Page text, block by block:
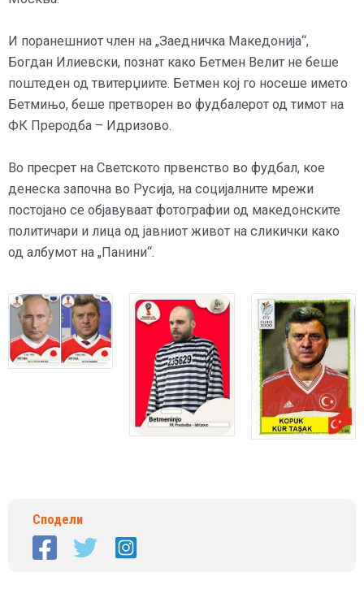
И поранешниот член на „Заедничка Македонија“,
Богдан Илиевски, познат како Бетмен Велит не беше
поштеден од твитерџиите. Бетмен кој го носеше името
Бетмињо, беше претворен во фудбалерот од тимот на
ФК Преродба – Идризово.
Во пресрет на Светското првенство во фудбал, кое
денеска започна во Русија, на социјалните мрежи
постојано се објавуваат фотографии од македонските
политичари и лица од јавниот живот на сликички како
од албумот на „Панини“.
Сподели